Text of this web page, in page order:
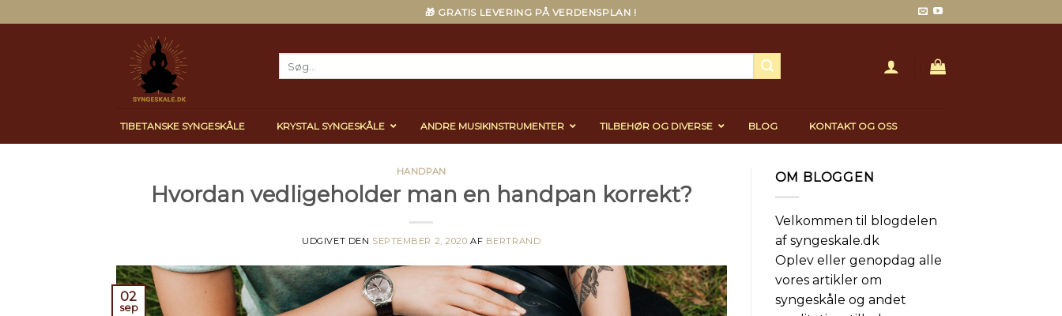
to
🎁 GRATIS LEVERING PÅ VERDENSPLAN !
efter:
TIBETANSKE SYNGESKÅLE KRYSTAL SYNGESKÅLE ANDRE MUSIKINSTRUMENTER TILBEHØR OG DIVERSE BLOG KONTAKT OG OSS
HANDPAN
Hvordan vedligeholder man en handpan korrekt?
UDGIVET DEN SEPTEMBER 2, 2020 AF BERTRAND
02
sep
OM BLOGGEN
Velkommen til blogdelen
af syngeskale.dk
Oplev eller genopdag alle
vores artikler om
syngeskåle og andet